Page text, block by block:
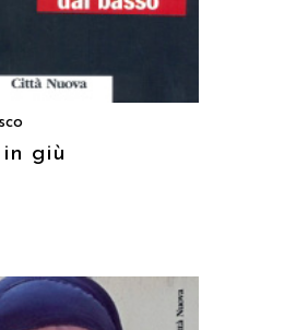
giù